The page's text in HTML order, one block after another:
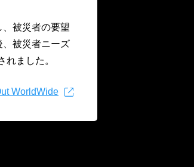
被災者の要望
、被災者ニーズ
ました。
WorldWide